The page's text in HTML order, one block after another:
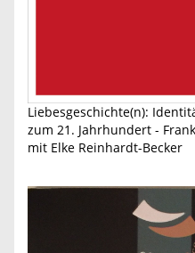
Liebesgeschichte(n):
zum 21. Jahrhundert -
mit Elke Reinhardt-Becker